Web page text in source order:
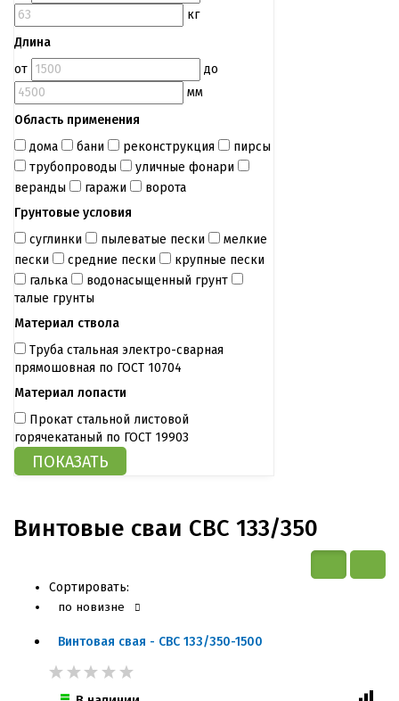
кг
Длина
от
до
мм
Область применения
дома
бани реконструкция
пирсы
трубопроводы
уличные фонари
веранды
гаражи
ворота
Грунтовые условия
суглинки
пылеватые пески
мелкие
пески
средние пески
крупные пески
галька
водонасыщенный грунт
талые грунты
Материал ствола
Труба стальная электро-сварная
прямошовная по ГОСТ 10704
Материал лопасти
Прокат стальной листовой
горячекатаный по ГОСТ 19903
Винтовые сваи СВС 133/350
Сортировать:
по новизне
Винтовая свая - СВС 133/350-1500